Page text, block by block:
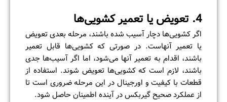
4. تعویض یا تعمیر کشویی‌ها
اگر کشویی‌ها دچار آسیب شده باشند، مرحله بعدی تعویض
یا تعمیر آنهاست. در صورتی که کشویی‌ها قابل تعمیر
باشند، اقدام به تعمیر آنها می‌شود، اما اگر آسیب‌ها جدی
باشند، لازم است که کشویی‌ها تعویض شوند. استفاده از
قطعات با کیفیت و اورجینال در این مرحله ضروری است تا
از عملکرد صحیح گیربکس در آینده اطمینان حاصل شود.